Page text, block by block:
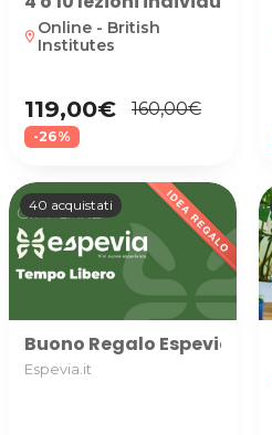
location_on Online - British
Institutes
119,00€ 160,00€
-26%
40 acquistati
Buono Regalo Espevia
Espevia.it